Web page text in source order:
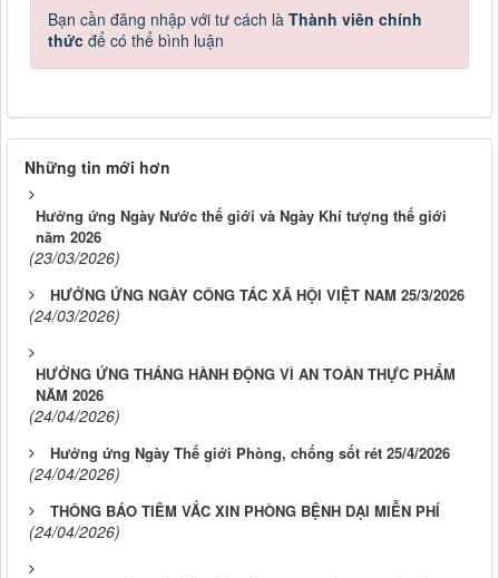
Bạn cần đăng nhập với tư cách là Thành viên chính
thức để có thể bình luận
Những tin mới hơn
Hưởng ứng Ngày Nước thế giới và Ngày Khí tượng thế giới
năm 2026
(23/03/2026)
HƯỞNG ỨNG NGÀY CÔNG TÁC XÃ HỘI VIỆT NAM 25/3/2026
(24/03/2026)
HƯỞNG ỨNG THÁNG HÀNH ĐỘNG VÌ AN TOÀN THỰC PHẨM
NĂM 2026
(24/04/2026)
Hưởng ứng Ngày Thế giới Phòng, chống sốt rét 25/4/2026
(24/04/2026)
THÔNG BÁO TIÊM VẮC XIN PHÒNG BỆNH DẠI MIỄN PHÍ
(24/04/2026)